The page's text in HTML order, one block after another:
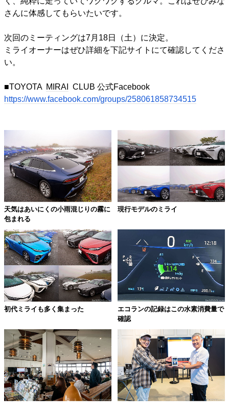
さんに体感してもらいたいです。
次回のミーティングは7月18日（土）に決定。
ミライオーナーはぜひ詳細を下記サイトにて確認してくださ
い。
■TOYOTA MIRAI
CLUB 公式Facebook
https://www.facebook.com/groups/258061858734515
天気はあいにくの小雨混じりの霧に
包まれる
現行モデルのミライ
初代ミライも多く集まった
エコランの記録はこの水素消費量で
確認